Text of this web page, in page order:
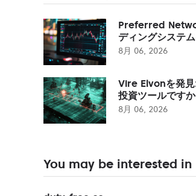
Preferred
ディングシステ
8月 06, 2026
Vire Elvonを発
投資ツールですか
8月 06, 2026
You may be interested in